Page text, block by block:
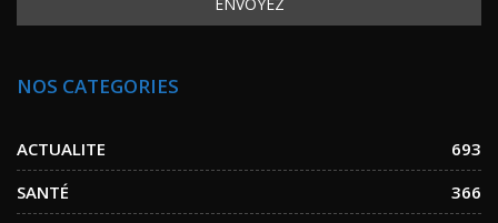
NOS CATEGORIES
ACTUALITE
693
SANTÉ
366